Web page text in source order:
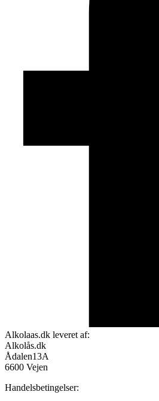
Alkolaas.dk leveret af:
Alkolås.dk
Ådalen13A
6600 Vejen
Handelsbetingelser: